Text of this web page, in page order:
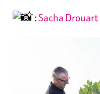
:Sacha